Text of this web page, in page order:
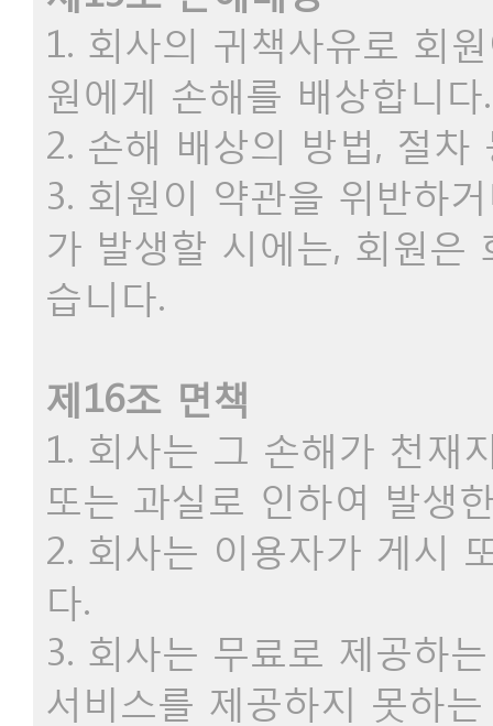
1. 회사의 귀책사유로 회
원에게 손해를 배상합니다.
2. 손해 배상의 방법, 절차
3. 회원이 약관을 위반하
가 발생할 시에는, 회원은
습니다.
제16조 면책
1. 회사는 그 손해가 천재
또는 과실로 인하여 발생
2. 회사는 이용자가 게시
다.
3. 회사는 무료로 제공하
서비스를 제공하지 못하